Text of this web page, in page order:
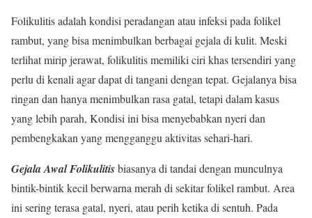
Folikulitis adalah kondisi peradangan atau infeksi pada folikel
rambut, yang bisa menimbulkan berbagai gejala di kulit. Meski
terlihat mirip jerawat, folikulitis memiliki ciri khas tersendiri yang
perlu di kenali agar dapat di tangani dengan tepat. Gejalanya bisa
ringan dan hanya menimbulkan rasa gatal, tetapi dalam kasus
yang lebih parah, Kondisi ini bisa menyebabkan nyeri dan
pembengkakan yang mengganggu aktivitas sehari-hari.
Gejala Awal Folikulitisbiasanya di tandai dengan munculnya
bintik-bintik kecil berwarna merah di sekitar folikel rambut. Area
ini sering terasa gatal, nyeri, atau perih ketika di sentuh. Pada